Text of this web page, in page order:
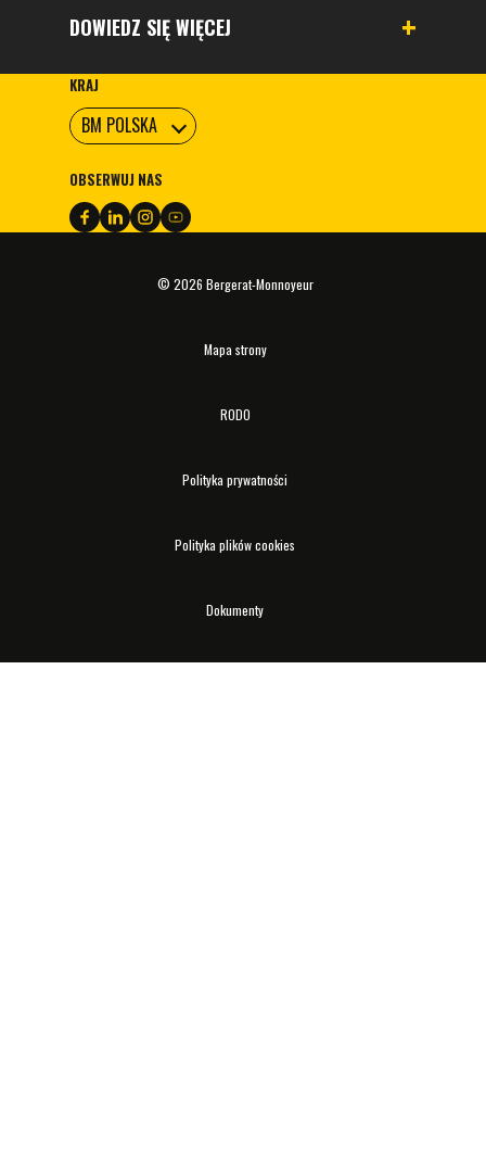
DOWIEDZ SIĘ WIĘCEJ
KRAJ
BM POLSKA
OBSERWUJ NAS
© 2026 Bergerat-Monnoyeur
Mapa strony
RODO
Polityka prywatności
Polityka plików cookies
Dokumenty